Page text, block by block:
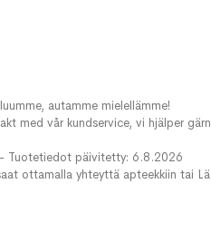
autamme mielellämme!
med vår kundservice, vi hjälper
Tuotetiedot päivitetty: 6.8.2026
ottamalla yhteyttä apteekkiin tai